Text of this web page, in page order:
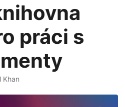
práci s
Khan